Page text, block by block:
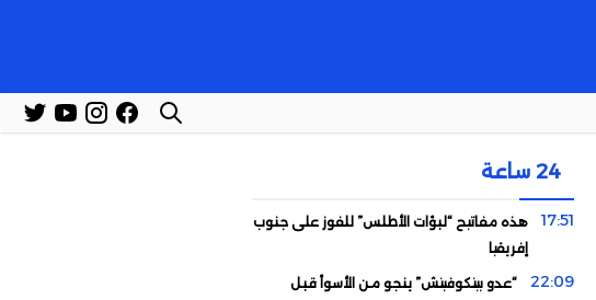
24 ساعة
17:51
هذه مفاتيح “لبؤات الأطلس” للفوز على جنوب
إفريقيا
22:09
“عدو بيتكوفيتش” ينجو من الأسوأ قبل